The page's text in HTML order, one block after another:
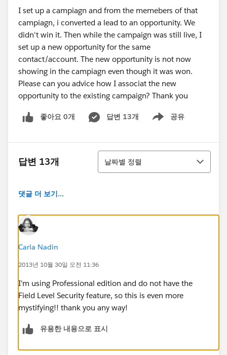
I set up a campiagn and from the memebers of that
campiagn, i converted a lead to an opportunity. We
didn't win it. Then while the campaign was still live, I
set up a new opportunity for the same
contact/account. The new opportunity is not now
showing in the campiagn even though it was won.
Please can you advice how I associat the new
opportunity to the existing campaign? Thank you
좋아요 0개 답변 13개 공유
Show menu
답변 13개
정렬
날짜별 정렬
댓글 더 보기...
Carla Nadin
2013년 10월 30일 오전 11:36
I'm using Professional edition and do not have the
Field Level Security feature, so this is even more
mystifying!! thank you any way!
유용한 내용으로 표시